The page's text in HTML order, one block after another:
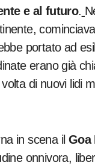
e al futuro.
portato ad
erano già
di nuovi lidi
in scena il Goa
onnivora,